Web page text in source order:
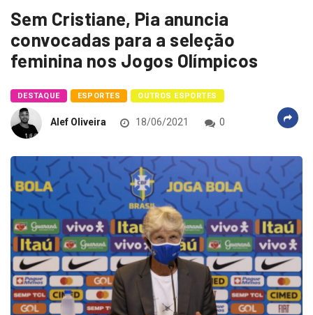
Sem Cristiane, Pia anuncia
convocadas para a seleção
feminina nos Jogos Olímpicos
DESTAQUE ESPORTES OUTROS ESPORTES
Alef Oliveira 18/06/2021 0